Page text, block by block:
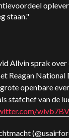
staan."
Allvin sprak
Reagan National
openbare
stafchef van de